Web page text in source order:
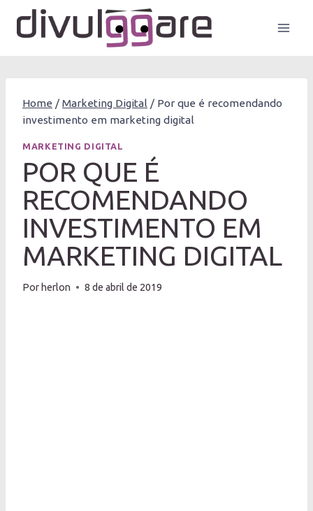
para
Home / Marketing Digital / Por que é recomendando
investimento em marketing digital
MARKETING DIGITAL
POR QUE É
RECOMENDANDO
INVESTIMENTO EM
MARKETING DIGITAL
Por herlon 8 de abril de 2019